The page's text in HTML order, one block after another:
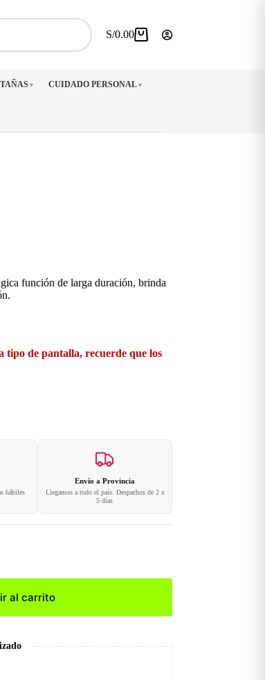
Carro
S/0.00
▼ CUIDADO PERSONAL ▼
función de larga duración, brinda
tipo de pantalla, recuerde que los
hábiles
Envío a Provincia
Llegamos a todo el país. Despachos de 2 a
5 días
al carrito